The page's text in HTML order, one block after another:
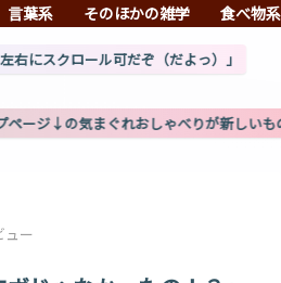
言葉系 そのほかの雑学 食べ物
可だぞ（だよっ）」
ぐれおしゃべりが新しいものになったぞ
ュー